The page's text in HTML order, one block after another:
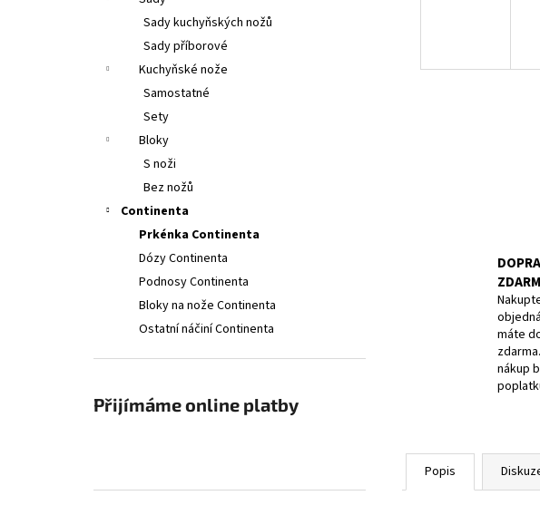
Sady kuchyňských nožů
Sady příborové
Kuchyňské nože
Samostatné
Sety
Bloky
S noži
Bez nožů
Continenta
Prkénka Continenta
Dózy Continenta
Podnosy Continenta
Bloky na nože Continenta
Ostatní náčiní Continenta
Přijímáme online platby
máte
nákup
Popis
Původně:399 Kč